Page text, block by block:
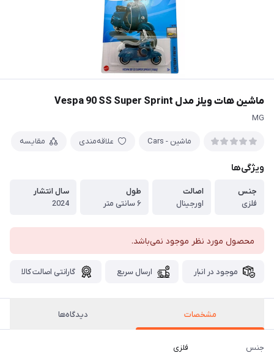
ماشین هات ویلز مدل Vespa 90 SS Super Sprint
MG
ماشین - Cars علاقه‌مندی مقایسه
ویژگی‌ها
جنس
فلزی
اصالت
اورجینال
طول
۶ سانتی متر
سال انتشار
2024
محصول مورد نظر موجود نمی‌باشد.
موجود در انبار ارسال سریع گارانتی اصالت کالا
مشخصات دیدگاه‌ها
جنس فلزی